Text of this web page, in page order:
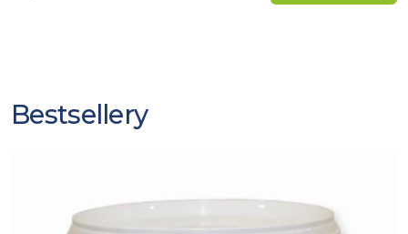
Bestsellery